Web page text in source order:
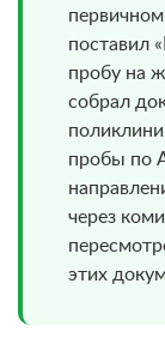
поставил
пробу на
собрал
пробы по
через
этих